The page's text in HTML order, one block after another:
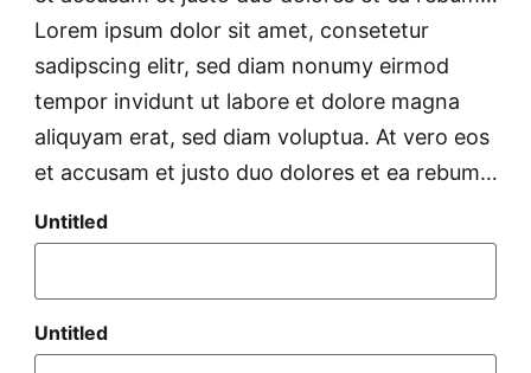
Lorem ipsum dolor sit amet, consetetur
sadipscing elitr, sed diam nonumy eirmod
tempor invidunt ut labore et dolore magna
aliquyam erat, sed diam voluptua. At vero eos
et accusam et justo duo dolores et ea rebum…
Untitled
Untitled